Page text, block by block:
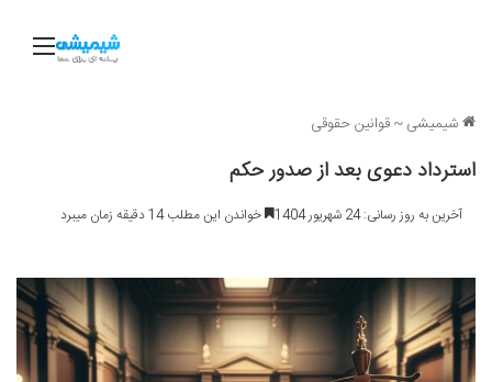
شیمیشی~قوانین حقوقی
استرداد دعوی بعد از صدور حکم
آخرین به روز رسانی: 24 شهریور 1404 خواندن این مطلب 14 دقیقه زمان میبرد